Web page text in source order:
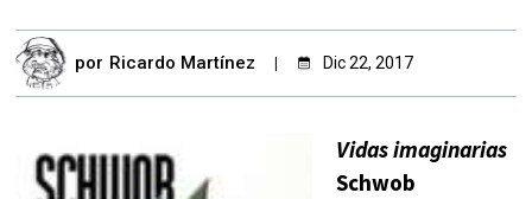
por Ricardo Martínez Dic 22, 2017
Vidas imaginarias
Schwob